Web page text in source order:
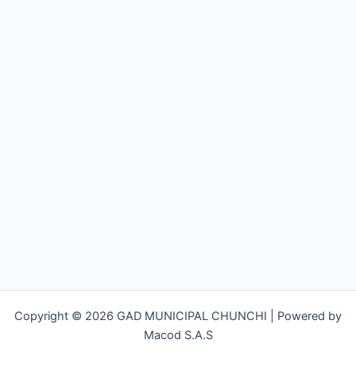
Copyright © 2026 GAD MUNICIPAL CHUNCHI | Powered by
Macod S.A.S